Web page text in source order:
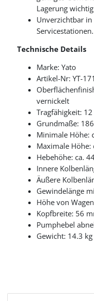
Lagerung
Unverzichtbar
Servicestationen.
Technische Details
Marke: Yato
Artikel-Nr: YT-
vernickelt
Tragfähigkeit:
Grundmaße:
Minimale Höhe:
Maximale Höhe:
Hebehöhe: ca.
Innere
Äußere
Gewindelänge
Höhe von
Kopfbreite: 56
Pumphebel
Gewicht: 14.3 kg